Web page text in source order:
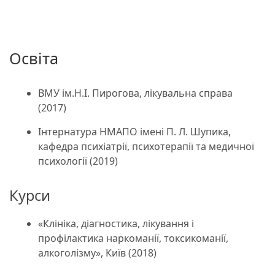
Освіта
ВМУ ім.Н.І. Пирогова, лікувальна справа
(2017)
Інтернатура НМАПО імені П. Л. Шупика,
кафедра психіатрії, психотерапії та медичної
психології (2019)
Курси
«Клініка, діагностика, лікування і
профілактика наркоманії, токсикоманії,
алкоголізму», Київ (2018)